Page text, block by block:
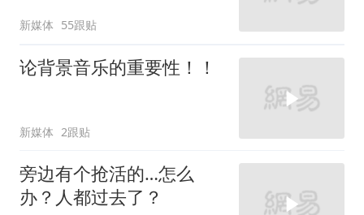
新媒体 55跟贴
论背景音乐的重要性！！
新媒体 2跟贴
旁边有个抢活的…怎么
办？人都过去了？